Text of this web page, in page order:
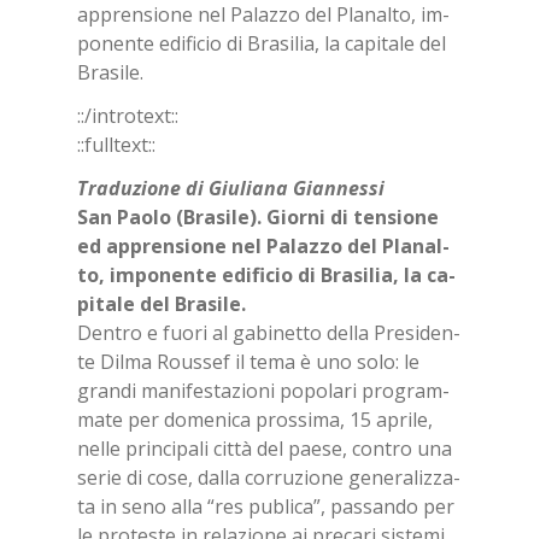
ap­pren­sio­ne nel Pa­laz­zo del Pla­nal­to, im­
po­nen­te edi­fi­cio di Bra­si­lia, la ca­pi­ta­le del
Bra­si­le.
::/in­tro­text::
::full­text::
Tra­du­zio­ne di Giu­lia­na Gian­nes­si
San Pao­lo (Bra­si­le). Gior­ni di ten­sio­ne
ed ap­pren­sio­ne nel Pa­laz­zo del Pla­nal­
to, im­po­nen­te edi­fi­cio di Bra­si­lia, la ca­
pi­ta­le del Bra­si­le.
Den­tro e fuo­ri al ga­bi­net­to del­la Pre­si­den­
te Dil­ma Rous­sef il tema è uno solo: le
gran­di ma­ni­fe­sta­zio­ni po­po­la­ri pro­gram­
ma­te per do­me­ni­ca pros­si­ma, 15 apri­le,
nel­le prin­ci­pa­li cit­tà del pae­se, con­tro una
se­rie di cose, dal­la cor­ru­zio­ne ge­ne­ra­liz­za­
ta in seno alla “res pu­bli­ca”, pas­san­do per